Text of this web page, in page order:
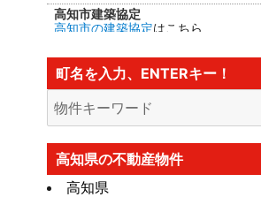
高知市建築協定
高知市の建築協定はこちら
高知市の建法22条区域
はこちら・・・
カヤ葺き、ログハウスはダメ
香南市の海抜
香南市の海抜（標高）
高知市大規模盛土造成地マップ
ら
町名を入力、ENTERキー！
高知県の不動産物件
高知県